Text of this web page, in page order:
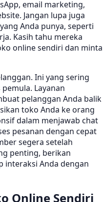
email marketing,
Jangan lupa juga
Anda punya, seperti
Kasih tahu mereka
online sendiri dan minta
Ini yang sering
Layanan
pelanggan Anda balik
toko Anda ke orang
dalam menjawab chat
pesanan dengan cepat
segera setelah
penting, berikan
interaksi Anda dengan
Online Sendiri